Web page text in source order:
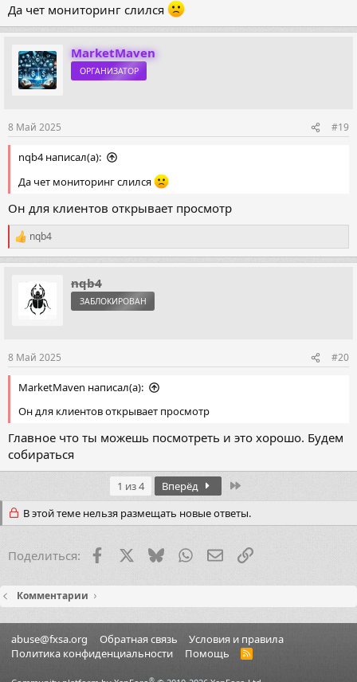
Да чет мониторинг слился
MarketMaven
ОРГАНИЗАТОР
8 Май 2025 #19
nqb4 написал(а):
Да чет мониторинг слился
Он для клиентов открывает просмотр
Р
е
а
nqb4
nqb4
ЗАБЛОКИРОВАН
8 Май 2025 #20
MarketMaven написал(а):
Он для клиентов открывает просмотр
Главное что ты можешь посмотреть и это хорошо. Будем
собираться
1 из 4 Вперёд
В этой теме нельзя размещать новые ответы.
Поделиться: FacebookX (Twitter)
BlueskyWhatsAppЭлектронная почта
Ссылка
Комментарии
abuse@fxsa.org Обратная связь
Условия и правила
Политика конфиденциальности
Помощь
R
®